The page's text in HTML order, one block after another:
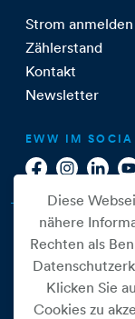
Strom anmelden
Zählerstand
Kontakt
Newsletter
EWW IM
Diese
nähere
Rechten als
Klicken Sie
Cookies zu